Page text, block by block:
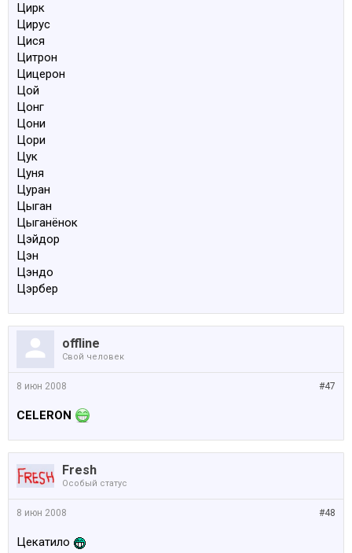
Цирк
Цирус
Цися
Цитрон
Цицерон
Цой
Цонг
Цони
Цори
Цук
Цуня
Цуран
Цыган
Цыганёнок
Цэйдор
Цэн
Цэндо
Цэрбер
offline
Свой человек
#47
8 июн 2008
CELERON
Fresh
Особый статус
#48
8 июн 2008
Цекатило